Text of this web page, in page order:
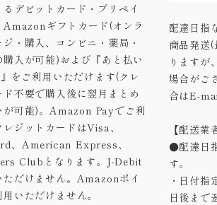
デビットカード・プリペイ
Amazonギフトカード(オンラ
・購入、コンビニ・薬局・
購入が可能)および『あと払い
をご利用いただけます(クレ
ド不要で購入後に翌月まとめ
が可能)。Amazon Payでご利
ジットカードはVisa、
、American Express、
Clubとなります。J-Debit
ただけません。Amazonポイ
いただけません。
配達日指
商品発送
りますが
場合がご
合はE-
【配送
●配達日
す。
・日付
日後まで